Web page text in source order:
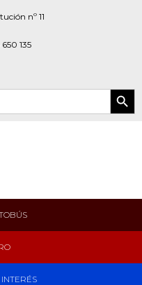
nº 11
135
Botón de